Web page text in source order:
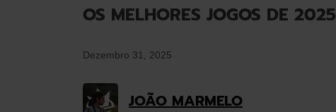
OS MELHORES JOGOS DE 2025
Dezembro 31, 2025
JOÃO MARMELO